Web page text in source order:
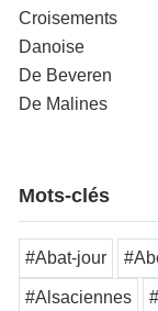
Croisements
Danoise
De Beveren
De Malines
Mots-clés
#Abat-jour
#Alsaciennes